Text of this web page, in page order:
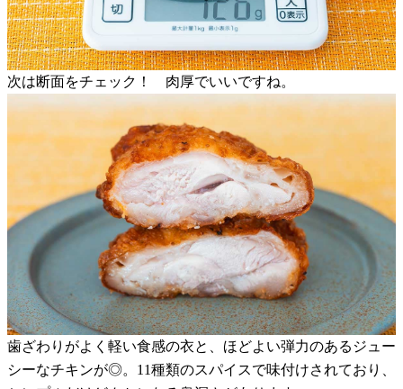
次は断面をチェック！ 肉厚でいいですね。
歯ざわりがよく軽い食感の衣と、ほどよい弾力のあるジュー
シーなチキンが◎。11種類のスパイスで味付けされており、